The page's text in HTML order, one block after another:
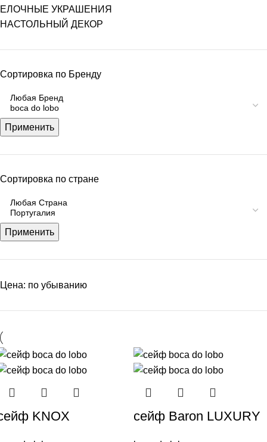
ЕЛОЧНЫЕ УКРАШЕНИЯ
НАСТОЛЬНЫЙ ДЕКОР
Сортировка по Бренду
Применить
Сортировка по стране
Применить
Цена: по убыванию
KNOX сейф Baron LUXURY